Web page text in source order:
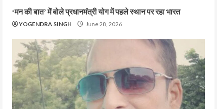
‘मन की बात’ में बोले प्रधानमंत्री योग में पहले स्थान पर रहा भारत
YOGENDRA SINGH June 28, 2026